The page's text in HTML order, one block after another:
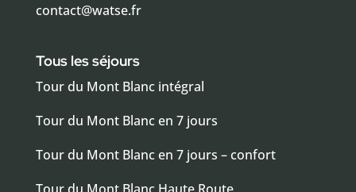
contact@watse.fr
Tous les séjours
Tour du Mont Blanc intégral
Tour du Mont Blanc en 7 jours
Tour du Mont Blanc en 7 jours – confort